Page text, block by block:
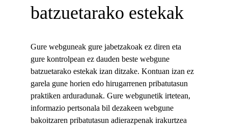
batzuetarako estekak
Gure webguneak gure jabetzakoak ez diren eta
gure kontrolpean ez dauden beste webgune
batzuetarako estekak izan ditzake. Kontuan izan ez
garela gune horien edo hirugarrenen pribatutasun
praktiken arduradunak. Gure webgunetik irtetean,
informazio pertsonala bil dezakeen webgune
bakoitzaren pribatutasun adierazpenak irakurtzea